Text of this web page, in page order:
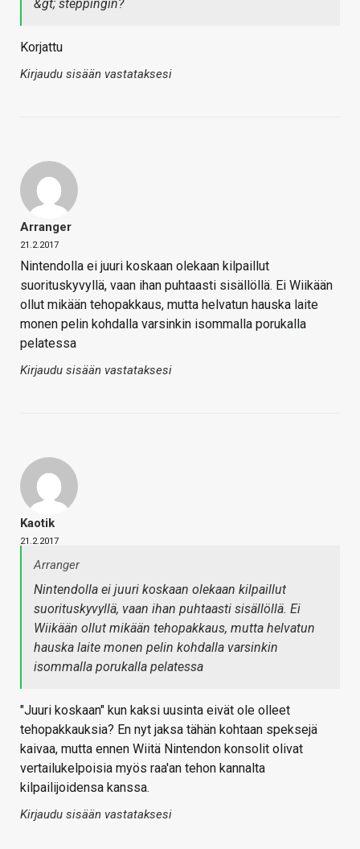
&gt; steppingin?
Korjattu
Kirjaudu sisään vastataksesi
Arranger
21.2.2017
Nintendolla ei juuri koskaan olekaan kilpaillut
suorituskyvyllä, vaan ihan puhtaasti sisällöllä. Ei Wiikään
ollut mikään tehopakkaus, mutta helvatun hauska laite
monen pelin kohdalla varsinkin isommalla porukalla
pelatessa
Kirjaudu sisään vastataksesi
Kaotik
21.2.2017
Arranger
Nintendolla ei juuri koskaan olekaan kilpaillut
suorituskyvyllä, vaan ihan puhtaasti sisällöllä. Ei
Wiikään ollut mikään tehopakkaus, mutta helvatun
hauska laite monen pelin kohdalla varsinkin
isommalla porukalla pelatessa
"Juuri koskaan" kun kaksi uusinta eivät ole olleet
tehopakkauksia? En nyt jaksa tähän kohtaan speksejä
kaivaa, mutta ennen Wiitä Nintendon konsolit olivat
vertailukelpoisia myös raa'an tehon kannalta
kilpailijoidensa kanssa.
Kirjaudu sisään vastataksesi